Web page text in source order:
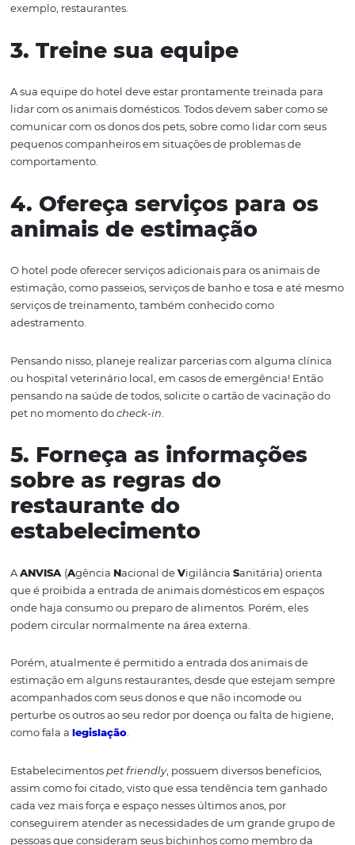
Dicas para tornar o
hotel pet friendly
Antes de mais nada, existem algumas questões muito
importantes que devem ser consideradas ao decidir se
hotel / pousada / resort irá começar a aceitar a entrada
animais de estimação e precisamos entender e
deles a seguir:
É importante ter uma política clara para permitir
estimação no hotel. Essa política deve incluir
informações sobre áreas restritas.
2. Adapte as instalações
O hotel deve ter áreas designadas para os animais de
como quartos com pisos de madeira, camas para
pontos com bebedouros com água fresca e comida em
diferentes lugares do estabelecimento, local com
Além disso, o hotel deve ter áreas restritas para os pets,
exemplo, restaurantes.
3. Treine sua equipe
A sua equipe do hotel deve estar prontamente treinada
lidar com os animais domésticos. Todos devem saber
pequenos companheiros em situações de problemas de
comportamento.